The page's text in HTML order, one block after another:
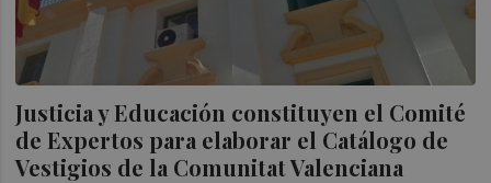
Justicia y Educación constituyen el Comité
de Expertos para elaborar el Catálogo de
Vestigios de la Comunitat Valenciana